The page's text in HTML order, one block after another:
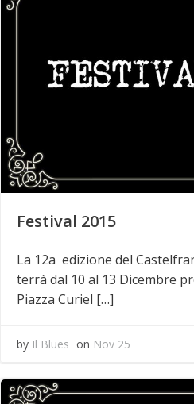
Festival 2015
La 12a edizione del
terrà dal 10 al 13 Dicembre
Piazza Curiel […]
by Il Blues on Nov 25